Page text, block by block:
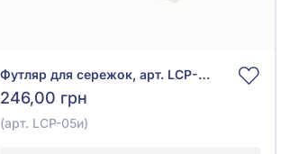
Футляр для сережок, арт. LCP-05и
246,00 грн
(арт. LCP-05и)